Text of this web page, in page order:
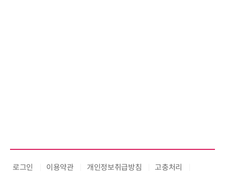
로그인 이용약관 개인정보취급방침 고충처리